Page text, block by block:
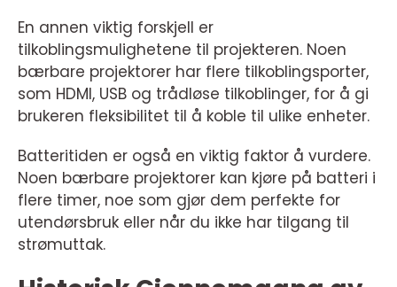
En annen viktig forskjell er
tilkoblingsmulighetene til projekteren. Noen
bærbare projektorer har flere tilkoblingsporter,
som HDMI, USB og trådløse tilkoblinger, for å gi
brukeren fleksibilitet til å koble til ulike enheter.
Batteritiden er også en viktig faktor å vurdere.
Noen bærbare projektorer kan kjøre på batteri i
flere timer, noe som gjør dem perfekte for
utendørsbruk eller når du ikke har tilgang til
strømuttak.